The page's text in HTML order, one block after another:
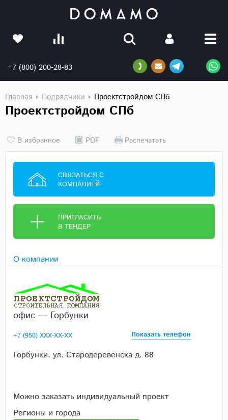
+7 (800) 200-28-83
Главная Подрядчики Проектстройдом СПб
Проектстройдом СПб
В избранное PDF Распечатать
СВЯЗАТЬСЯ С
КОМПАНИЕЙ
ПРИГЛАСИТЬ
В ТЕНДЕР
О компании
офис — Горбунки
+7 (950) XXX-XX-XX Показать телефон
Горбунки, ул. Стародеревенска д. 88
Можно заказать индивидуальный проект
Регионы и города